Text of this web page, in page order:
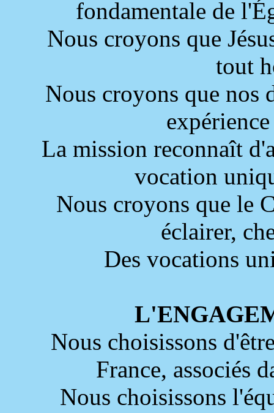
fondamentale de
Nous croyons que
tout
Nous croyons que nos
La mission reconnaît
vocation
Nous croyons que le
éclairer,
Des vocations
Nous choisissons
France, associés
Nous choisissons